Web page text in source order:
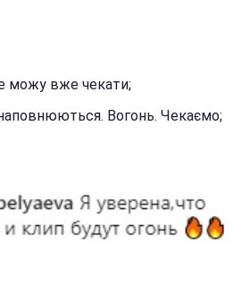
можу вже чекати;
Вогонь. Чекаємо;